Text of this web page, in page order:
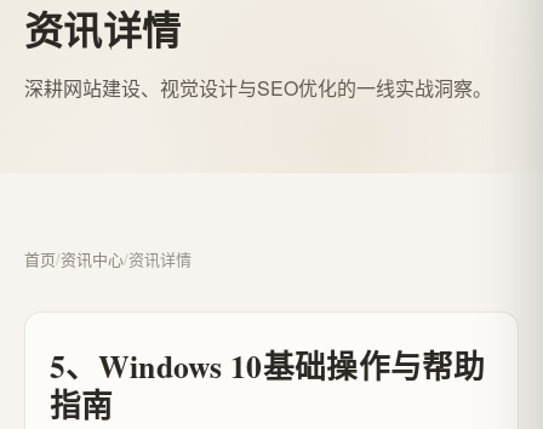
资讯详情
深耕网站建设、视觉设计与SEO优化的一线实战洞察。
首页/资讯中心/资讯详情
5、Windows 10基础操作与帮助
指南